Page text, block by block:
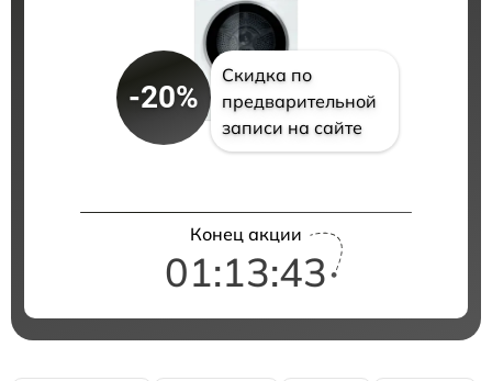
-20%
Скидка по
предварительной
записи на сайте
Конец акции
01:13:42